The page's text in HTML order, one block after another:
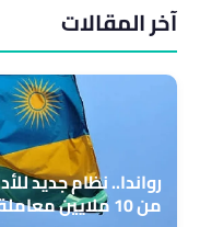
آخر المقالات
رواندا.. نظام جديد
من 10 ملايين